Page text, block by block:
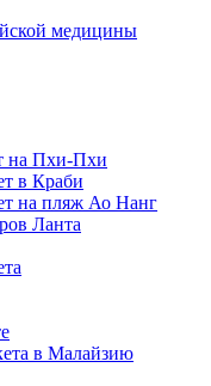
медицины
на Пхи-Пхи
в Краби
на пляж Ао Нанг
Ланта
в Малайзию